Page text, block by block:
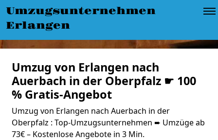
Umzugsunternehmen
Erlangen
Umzug von Erlangen nach
Auerbach in der Oberpfalz ☛ 100
% Gratis-Angebot
Umzug von Erlangen nach Auerbach in der
Oberpfalz : Top-Umzugsunternehmen ➨ Umzüge ab
73€ – Kostenlose Angebote in 3 Min.